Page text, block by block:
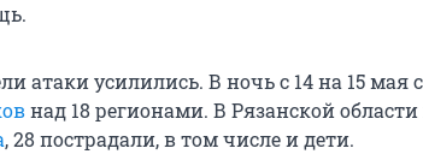
атаки усилились. В ночь с 14 на 15
над 18 регионами. В Рязанской области
, 28 пострадали, в том числе и дети.